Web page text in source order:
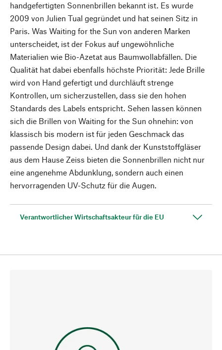
handgefertigten Sonnenbrillen bekannt ist. Es wurde
2009 von Julien Tual gegründet und hat seinen Sitz in
Paris. Was Waiting for the Sun von anderen Marken
unterscheidet, ist der Fokus auf ungewöhnliche
Materialien wie Bio-Azetat aus Baumwollabfällen. Die
Qualität hat dabei ebenfalls höchste Priorität: Jede Brille
wird von Hand gefertigt und durchläuft strenge
Kontrollen, um sicherzustellen, dass sie den hohen
Standards des Labels entspricht. Sehen lassen können
sich die Brillen von Waiting for the Sun ohnehin: von
klassisch bis modern ist für jeden Geschmack das
passende Design dabei. Und dank der Kunststoffgläser
aus dem Hause Zeiss bieten die Sonnenbrillen nicht nur
eine angenehme Abdunklung, sondern auch einen
hervorragenden UV-Schutz für die Augen.
Verantwortlicher Wirtschaftsakteur für die EU